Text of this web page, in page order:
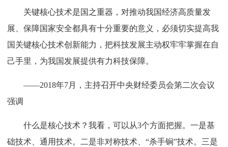
关键核心技术是国之重器，对推动我国经济高质量发
展、保障国家安全都具有十分重要的意义，必须切实提高我
国关键核心技术创新能力，把科技发展主动权牢牢掌握在自
己手里，为我国发展提供有力科技保障。
——2018年7月，主持召开中央财经委员会第二次会议
强调
什么是核心技术？我看，可以从3个方面把握。一是基
础技术、通用技术。二是非对称技术、“杀手锏”技术。三是